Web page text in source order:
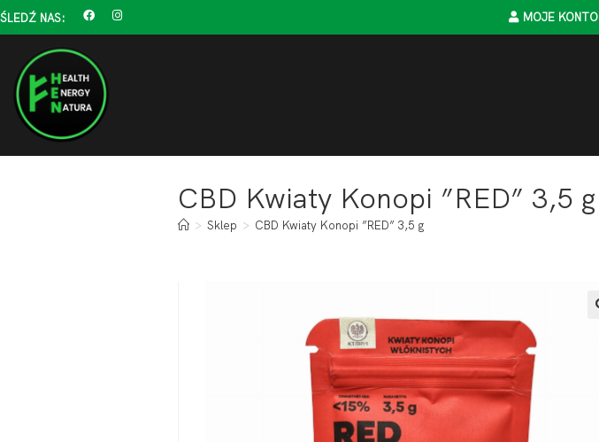
ŚLEDŹ NAS: MOJE KONTO
CBD Kwiaty Konopi ”RED” 3,5 g
> Sklep > CBD Kwiaty Konopi ”RED” 3,5 g